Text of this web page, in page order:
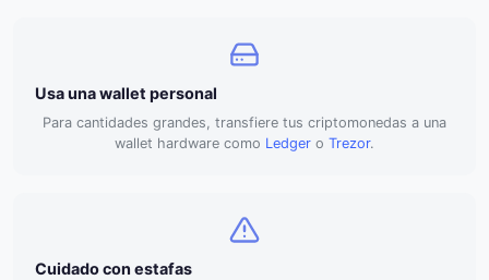
Usa una wallet personal
Para cantidades grandes, transfiere tus criptomonedas a una
wallet hardware como Ledger o Trezor.
Cuidado con estafas